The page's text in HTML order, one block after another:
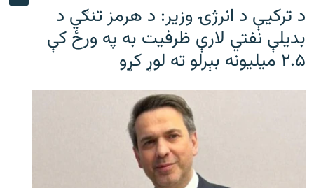
د ترکیې د انرژۍ وزیر: د هرمز تنګي د
بدیلې نفتي لارې ظرفیت به په ورځ کې
۲.۵ میلیونه بېرلو ته لوړ کړو